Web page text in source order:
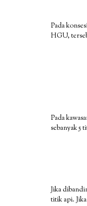
Pada
HGU,
Pada
sebanyak 5
Jika
titik api.